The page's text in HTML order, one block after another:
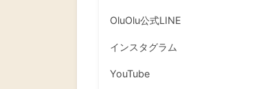
OluOlu公式LINE
インスタグラム
YouTube